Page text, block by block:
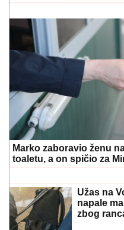
Marko zaboravio ženu
toaletu, a on spičio za
Užas na
napale
zbog